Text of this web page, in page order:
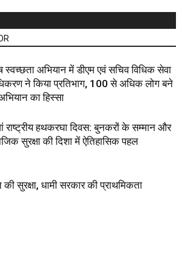
स्वच्छता अभियान में डीएम एवं सचिव विधिक सेवा
ने किया प्रतिभाग, 100 से अधिक लोग बने
का हिस्सा
राष्ट्रीय हथकरघा दिवस: बुनकरों के सम्मान और
सुरक्षा की दिशा में ऐतिहासिक पहल
सुरक्षा, धामी सरकार की प्राथमिकता